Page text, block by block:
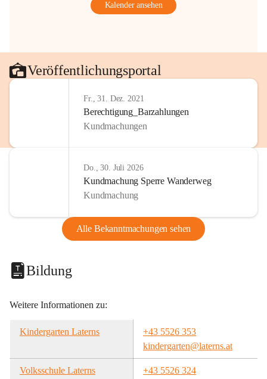
Kalender ansehen
Veröffentlichungsportal
Fr., 31. Dez. 2021
Berechtigung_Barzahlungen
Kundmachungen
Do., 30. Juli 2026
Kundmachung Sperre Wanderweg
Kundmachung
Alle Bekanntmachungen sehen
Bildung
Weitere Informationen zu:
Kindergarten Laterns
+43 5526 353
kindergarten@laterns.at
Volksschule Laterns
+43 5526 324